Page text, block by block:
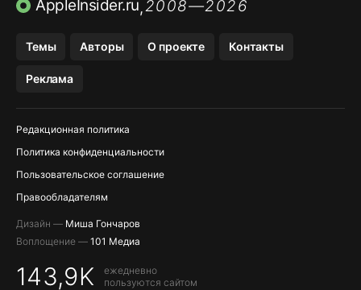
AppleInsider.ru,2008—2026
Темы Авторы О проекте Контакты
Реклама
Редакционная политика
Политика конфиденциальности
Пользовательское соглашение
Правообладателям
Дизайн — Миша Гончаров
Воплощение — 101 Медиа
143,9K
ежедневно
пользуются сайтом